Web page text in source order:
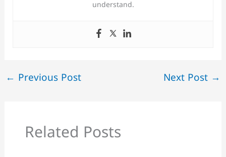
understand.
← Previous Post Next Post →
Related Posts